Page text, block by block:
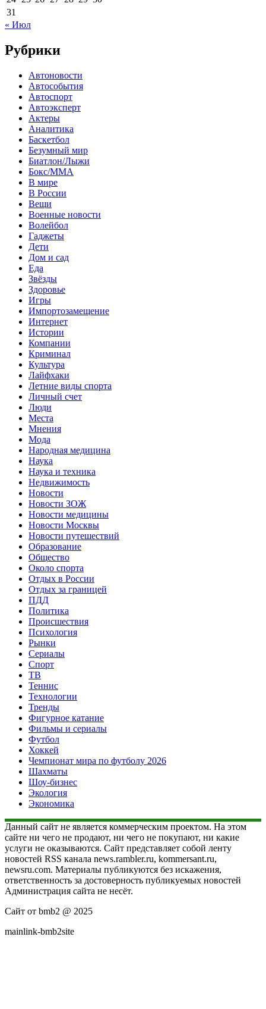
31
« Июл
Рубрики
Автоновости
Автособытия
Автоспорт
Автоэксперт
Актеры
Аналитика
Баскетбол
Безумный мир
Биатлон/Лыжи
Бокс/MMA
В мире
В России
Вещи
Военные новости
Волейбол
Гаджеты
Дети
Дом и сад
Еда
Звёзды
Здоровье
Игры
Импортозамещение
Интернет
Истории
Компании
Криминал
Культура
Лайфхаки
Летние виды спорта
Личный счет
Люди
Места
Мнения
Мода
Народная медицина
Наука
Наука и техника
Недвижимость
Новости
Новости ЗОЖ
Новости медицины
Новости Москвы
Новости путешествий
Образование
Общество
Около спорта
Отдых в России
Отдых за границей
ПДД
Политика
Происшествия
Психология
Рынки
Сериалы
Спорт
ТВ
Теннис
Технологии
Тренды
Фигурное катание
Фильмы и сериалы
Футбол
Хоккей
Чемпионат мира по футболу 2026
Шахматы
Шоу-бизнес
Экология
Экономика
Данный сайт не является коммерческим проектом. На этом
сайте ни чего не продают, ни чего не покупают, ни какие
услуги не оказываются. Сайт представляет собой ленту
новостей RSS канала news.rambler.ru, kommersant.ru,
newsru.com. Материалы публикуются без искажения,
ответственность за достоверность публикуемых новостей
Администрация сайта не несёт.
Сайт от bmb2 @ 2025
mainlink-bmb2site